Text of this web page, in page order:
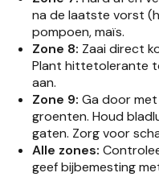
na de laatste vorst
pompoen, maïs.
Zone 8: Zaai direct
Plant hittetolerante
aan.
Zone 9: Ga door
groenten. Houd
gaten. Zorg voor
Alle zones:
geef bijbemesting